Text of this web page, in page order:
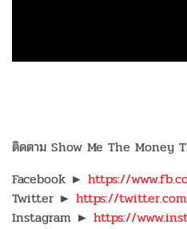
ติดตาม Show Me The Money
Facebook ► https://
Twitter ► https://
Instagram ► https://